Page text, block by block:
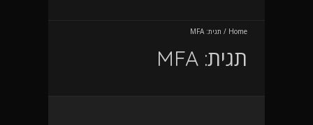
Home
/ תגית:MFA
תגית: MFA